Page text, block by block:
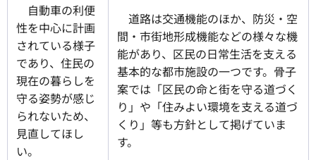
自動車の利便
性を中心に計画
されている様子
であり、住民の
現在の暮らしを
守る姿勢が感じ
られないため、
見直してほし
い。
道路は交通機能のほか、防災・空
間・市街地形成機能などの様々な機
能があり、区民の日常生活を支える
基本的な都市施設の一つです。骨子
案では「区民の命と街を守る道づく
り」や「住みよい環境を支える道づ
くり」等も方針として掲げていま
す。